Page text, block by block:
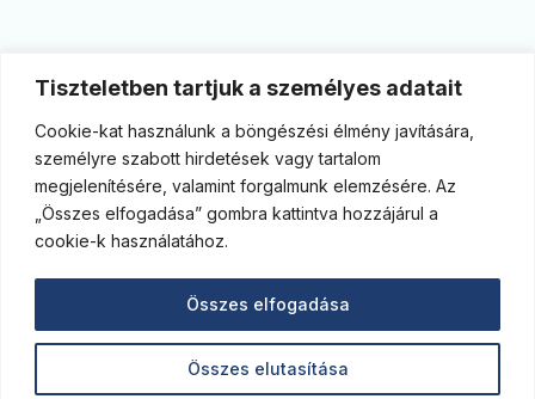
Tiszteletben tartjuk a személyes adatait
Cookie-kat használunk a böngészési élmény javítására,
személyre szabott hirdetések vagy tartalom
megjelenítésére, valamint forgalmunk elemzésére. Az
„Összes elfogadása” gombra kattintva hozzájárul a
cookie-k használatához.
Összes elutasítása
Összes elfogadása